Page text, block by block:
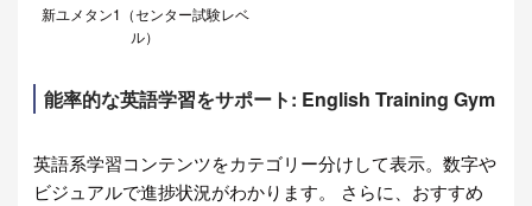
新ユメタン1（センター試験レベ
ル）
能率的な英語学習をサポート: English Training Gym
英語系学習コンテンツをカテゴリー分けして表示。数字や
ビジュアルで進捗状況がわかります。 さらに、おすすめ